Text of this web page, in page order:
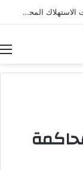
مدبولي: لدينا مخزون سلعي يكفي لتلبية احتياجات الاستهلاك المحلي لفترات آمنة تصل في بعض السلع إلى عام كامل